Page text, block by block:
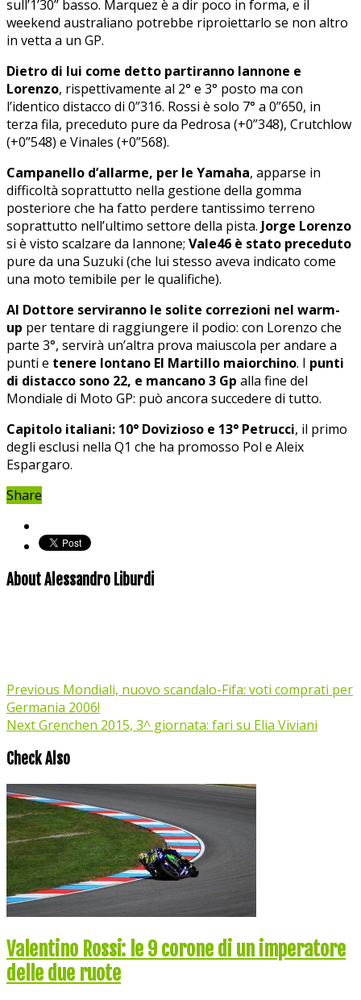
sull’1’30” basso. Marquez è a dir poco in forma, e il
weekend australiano potrebbe riproiettarlo se non altro
in vetta a un GP.
Dietro di lui come detto partiranno Iannone e
Lorenzo, rispettivamente al 2° e 3° posto ma con
l’identico distacco di 0”316. Rossi è solo 7° a 0”650, in
terza fila, preceduto pure da Pedrosa (+0”348), Crutchlow
(+0”548) e Vinales (+0”568).
Campanello d’allarme, per le Yamaha, apparse in
difficoltà soprattutto nella gestione della gomma
posteriore che ha fatto perdere tantissimo terreno
soprattutto nell’ultimo settore della pista. Jorge Lorenzo
si è visto scalzare da Iannone; Vale46 è stato preceduto
pure da una Suzuki (che lui stesso aveva indicato come
una moto temibile per le qualifiche).
Al Dottore serviranno le solite correzioni nel warm-
up per tentare di raggiungere il podio: con Lorenzo che
parte 3°, servirà un’altra prova maiuscola per andare a
punti e tenere lontano El Martillo maiorchino. I punti
di distacco sono 22, e mancano 3 Gp alla fine del
Mondiale di Moto GP: può ancora succedere di tutto.
Capitolo italiani: 10° Dovizioso e 13° Petrucci, il primo
degli esclusi nella Q1 che ha promosso Pol e Aleix
Espargaro.
Share
About Alessandro Liburdi
Previous Mondiali, nuovo scandalo-Fifa: voti comprati per
Germania 2006!
NextGrenchen 2015, 3^ giornata: fari su Elia Viviani
Check Also
Valentino Rossi: le 9 corone di un imperatore
delle due ruote